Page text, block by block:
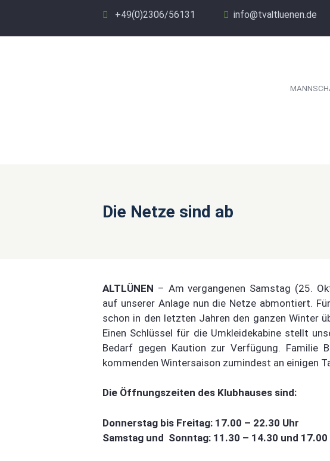
+49(0)2306/56131 info@tvaltluenen.de
Die Netze sind ab
ALTLÜNEN – Am vergangenen Samstag (25.
auf unserer Anlage nun die Netze abmontiert.
schon in den letzten Jahren den ganzen Winter
Einen Schlüssel für die Umkleidekabine stellt
Bedarf gegen Kaution zur Verfügung. Familie
kommenden Wintersaison zumindest an einigen
Die Öffnungszeiten des Klubhauses sind:
Donnerstag bis Freitag: 17.00 – 22.30 Uhr
Samstag und Sonntag: 11.30 – 14.30 und 17.00